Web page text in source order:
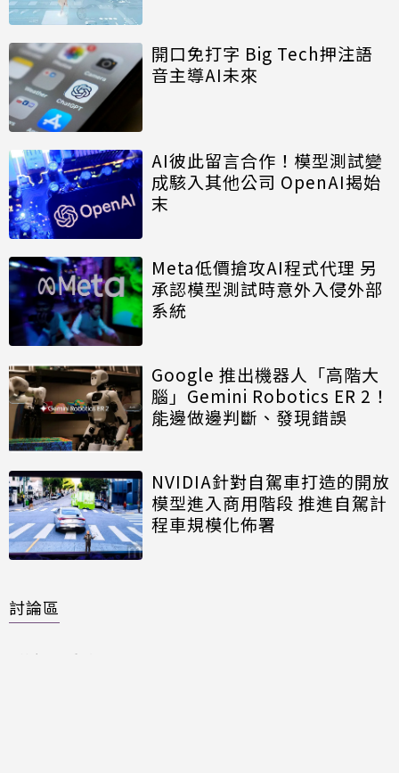
開口免打字 Big Tech押注語
音主導AI未來
AI彼此留言合作！模型測試變
成駭入其他公司 OpenAI揭始
末
Meta低價搶攻AI程式代理 另
承認模型測試時意外入侵外部
系統
Google 推出機器人「高階大
腦」Gemini Robotics ER 2！
能邊做邊判斷、發現錯誤
NVIDIA針對自駕車打造的開放
模型進入商用階段 推進自駕計
程車規模化佈署
討論區
共有 則留言